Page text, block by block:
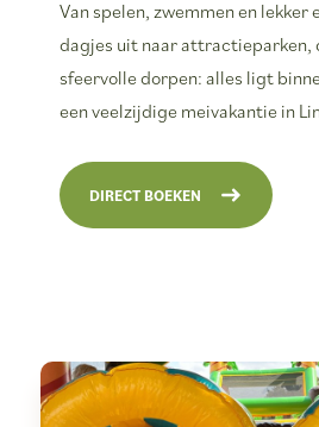
Van spelen, zwemmen en
dagjes uit naar attractieparken,
sfeervolle dorpen: alles ligt
een veelzijdige meivakantie in
DIRECT BOEKEN